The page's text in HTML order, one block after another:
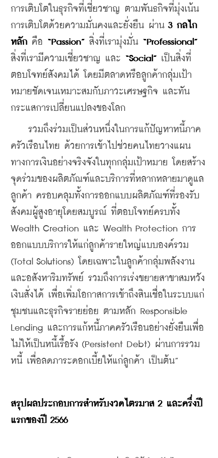
การเติบโตในธุรกิจที่เชี่ยวชาญ ตามพันธกิจที่มุ่งเน้น
การเติบโตด้วยความมั่นคงและยั่งยืน ผ่าน 3 กลไก
หลัก คือ “Passion” สิ่งที่เรามุ่งมั่น
สิ่งที่เรามีความเชี่ยวชาญ และ “Social” เป็นสิ่งที่
ตอบโจทย์สังคมได้ โดยมีตลาดหรือลูกค้ากลุ่มเป้า
หมายชัดเจนเหมาะสมกับภาวะเศรษฐกิจ และทัน
กระแสการเปลี่ยนแปลงของโลก
รวมถึงร่วมเป็นส่วนหนึ่งในการแก้ปัญหาหนี้ภาค
ครัวเรือนไทย ด้วยการเข้าไปช่วยคนไทยวางแผน
ทางการเงินอย่างจริงจังในทุกกลุ่มเป้าหมาย โดยสร้าง
จุดร่วมของผลิตภัณฑ์และบริการที่หลากหลายมาดูแล
ลูกค้า ครอบคลุมทั้งการออกแบบผลิตภัณฑ์ที่รองรับ
สังคมผู้สูงอายุโดยสมบูรณ์ ที่ตอบโจทย์ครบทั้ง
Wealth Creation และ Wealth Protection การ
ออกแบบบริการให้แก่ลูกค้ารายใหญ่แบบองค์รวม
(Total Solutions) โดยเฉพาะในลูกค้ากลุ่มพลังงาน
และอสังหาริมทรัพย์ รวมถึงการเร่งขยายสาขาสมหวัง
เงินสั่งได้ เพื่อเพิ่มโอกาสการเข้าถึงสินเชื่อในระบบแก่
ชุมชนและธุรกิจรายย่อย ตามหลัก Responsible
Lending และการแก้หนี้ภาคครัวเรือนอย่างยั่งยืนเพื่อ
ไม่ให้เป็นหนี้เรื้อรัง (Persistent Debt) ผ่านการรวม
หนี้ เพื่อลดภาระดอกเบี้ยให้แก่ลูกค้า เป็นต้น”
สรุปผลประกอบการสำหรับงวดไตรมาส 2 และครึ่งปี
แรกของปี 2566